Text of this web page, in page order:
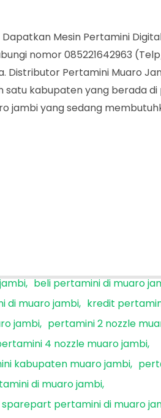
Mesin Pertamini
nomor 085221642963
Distributor Pertamini Muaro
satu kabupaten yang berada di
jambi yang sedang
beli pertamini di muaro
di muaro jambi
kredit
jambi
pertamini 2 nozzle
4 nozzle muaro jambi
kabupaten muaro jambi
di muaro jambi
sparepart pertamini di muaro